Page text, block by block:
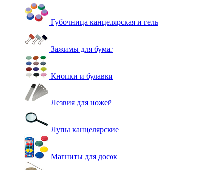
Губочница канцелярская и гель
Зажимы для бумаг
Кнопки и булавки
Лезвия для ножей
Лупы канцелярские
Магниты для досок